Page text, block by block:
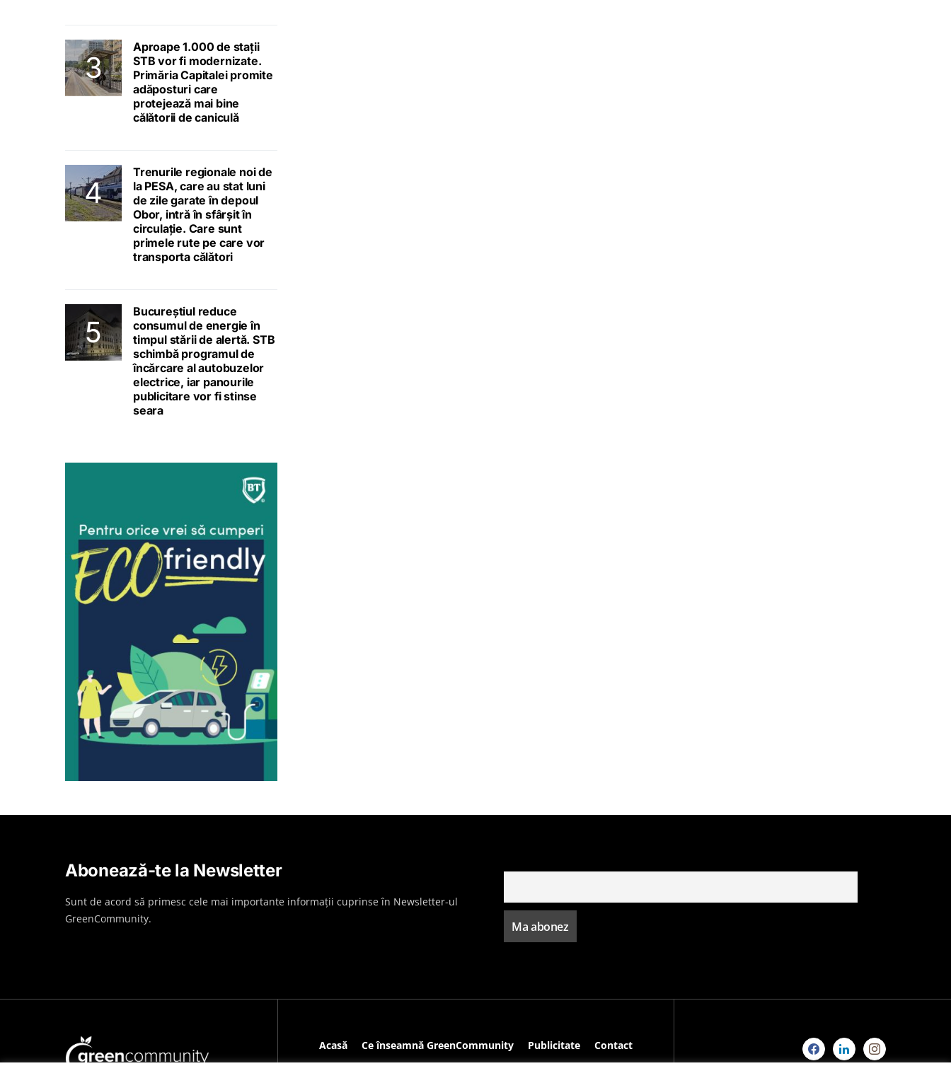
Aproape 1.000 de stații
STB vor fi modernizate.
Primăria Capitalei promite
adăposturi care
protejează mai bine
călătorii de caniculă
Trenurile regionale noi de
la PESA, care au stat luni
de zile garate în depoul
Obor, intră în sfârșit în
circulație. Care sunt
primele rute pe care vor
transporta călători
Bucureștiul reduce
consumul de energie în
timpul stării de alertă. STB
schimbă programul de
încărcare al autobuzelor
electrice, iar panourile
publicitare vor fi stinse
seara
Abonează-te la Newsletter
Sunt de acord să primesc cele mai importante informații cuprinse în Newsletter-ul
GreenCommunity.
Acasă Ce înseamnă GreenCommunity Publicitate Contact